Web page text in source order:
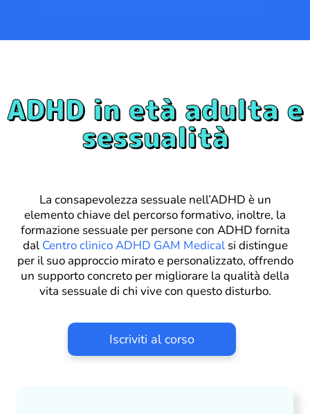
ADHD in età adulta e
sessualità
La consapevolezza sessuale nell’ADHD è un
elemento chiave del percorso formativo, inoltre, la
formazione sessuale per persone con ADHD fornita
dal Centro clinico ADHD GAM Medicalsi distingue
per il suo approccio mirato e personalizzato, offrendo
un supporto concreto per migliorare la qualità della
vita sessuale di chi vive con questo disturbo.
Iscriviti al corso